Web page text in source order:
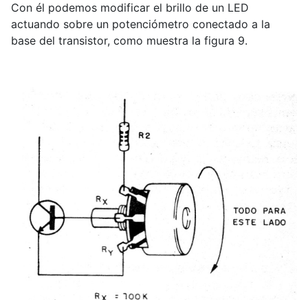
Con él podemos modificar el brillo de un LED
actuando sobre un potenciómetro conectado a la
base del transistor, como muestra la figura 9.